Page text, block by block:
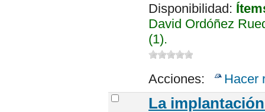
Disponibilidad:
David Ordóñez
(1).
Acciones: Hacer
La